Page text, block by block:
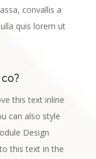
convallis a
quis lorem ut
this text inline
can also style
Design
this text in the